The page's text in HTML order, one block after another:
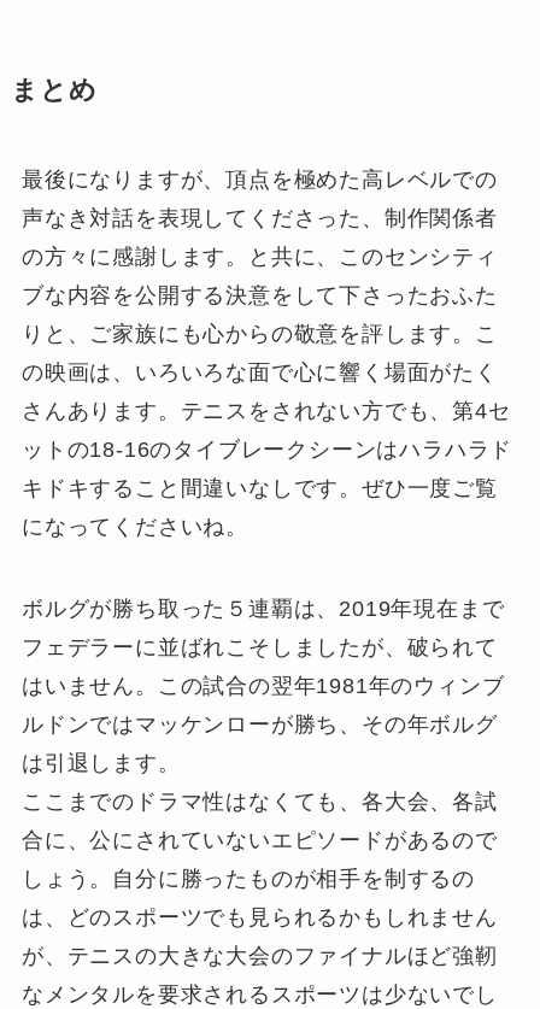
まとめ
最後になりますが、頂点を極めた高レベルでの
声なき対話を表現してくださった、制作関係者
の方々に感謝します。と共に、このセンシティ
ブな内容を公開する決意をして下さったおふた
りと、ご家族にも心からの敬意を評します。こ
の映画は、いろいろな面で心に響く場面がたく
さんあります。テニスをされない方でも、第4セ
ットの18-16のタイブレークシーンはハラハラド
キドキすること間違いなしです。ぜひ一度ご覧
になってくださいね。
ボルグが勝ち取った５連覇は、2019年現在まで
フェデラーに並ばれこそしましたが、破られて
はいません。この試合の翌年1981年のウィンブ
ルドンではマッケンローが勝ち、その年ボルグ
は引退します。
ここまでのドラマ性はなくても、各大会、各試
合に、公にされていないエピソードがあるので
しょう。自分に勝ったものが相手を制するの
は、どのスポーツでも見られるかもしれません
が、テニスの大きな大会のファイナルほど強靭
なメンタルを要求されるスポーツは少ないでし